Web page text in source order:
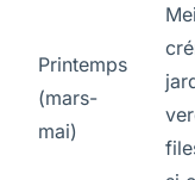
Printemps
(mars-
mai)